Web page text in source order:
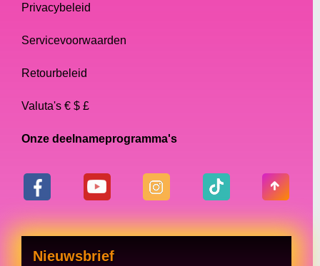
Privacybeleid
Servicevoorwaarden
Retourbeleid
Valuta's € $ £
Onze deelnameprogramma's
Nieuwsbrief